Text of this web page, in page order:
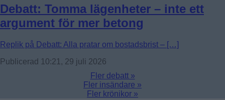
Debatt: Tomma lägenheter – inte ett
argument för mer betong
Replik på Debatt: Alla pratar om bostadsbrist – […]
Publicerad 10:21, 29 juli 2026
Fler debatt »
Fler insändare »
Fler krönikor »